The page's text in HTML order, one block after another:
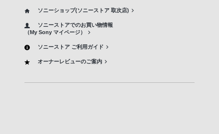
ソニーショップ(ソニーストア 取次店)
ソニーストアでのお買い物情報
（My Sony マイページ）
ソニーストア ご利用ガイド
オーナーレビューのご案内